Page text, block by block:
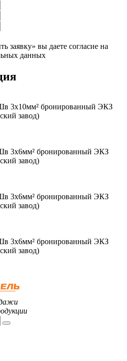
заявку» вы даете согласие на
данных
3x10мм² бронированный ЭКЗ
завод)
3x6мм² бронированный ЭКЗ
завод)
3x6мм² бронированный ЭКЗ
завод)
3x6мм² бронированный ЭКЗ
завод)